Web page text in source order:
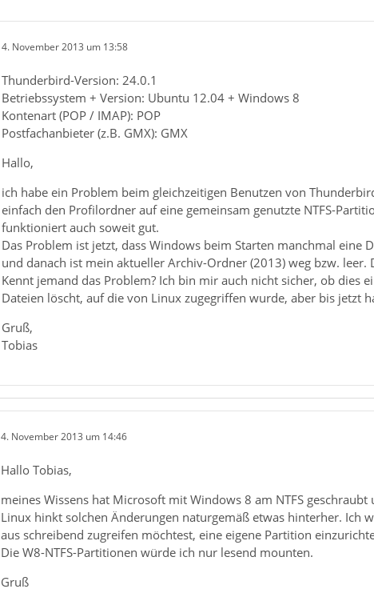
4. November 2013 um 13:58
Thunderbird-Version: 24.0.1
Betriebssystem + Version: Ubuntu 12.04 + Windows 8
Kontenart (POP / IMAP): POP
Postfachanbieter (z.B. GMX): GMX
Hallo,
ich habe ein Problem beim gleichzeitigen Benutzen von
einfach den Profilordner auf eine gemeinsam genutzte NTFS-
funktioniert auch soweit gut.
Das Problem ist jetzt, dass Windows beim Starten manchmal
und danach ist mein aktueller Archiv-Ordner (2013) weg bzw.
Kennt jemand das Problem? Ich bin mir auch nicht sicher, ob
Dateien löscht, auf die von Linux zugegriffen wurde, aber bis jetzt
Gruß,
Tobias
4. November 2013 um 14:46
Hallo Tobias,
meines Wissens hat Microsoft mit Windows 8 am NTFS
Linux hinkt solchen Änderungen naturgemäß etwas hinterher. Ich
aus schreibend zugreifen möchtest, eine eigene Partition
Die W8-NTFS-Partitionen würde ich nur lesend mounten.
Gruß